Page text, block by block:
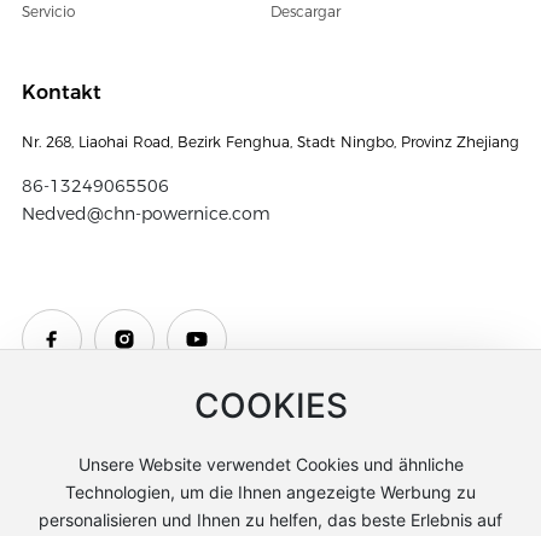
Servicio Descargar
Kontakt
Nr. 268, Liaohai Road, Bezirk Fenghua, Stadt Ningbo, Provinz Zhejiang
86-13249065506
Nedved@chn-powernice.com
COOKIES
Unsere Website verwendet Cookies und ähnliche
Technologien, um die Ihnen angezeigte Werbung zu
personalisieren und Ihnen zu helfen, das beste Erlebnis auf